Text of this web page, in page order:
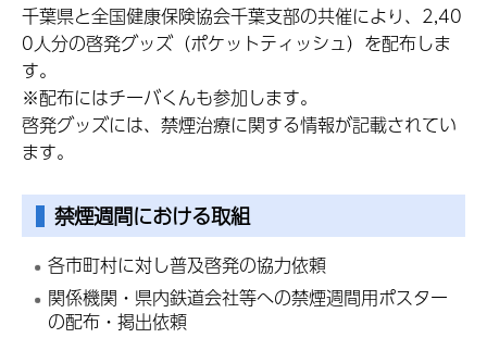
千葉県と全国健康保険協会千葉支部の共催により、2,40
0人分の啓発グッズ（ポケットティッシュ）を配布しま
す。
※配布にはチーバくんも参加します。
啓発グッズには、禁煙治療に関する情報が記載されてい
ます。
禁煙週間における取組
各市町村に対し普及啓発の協力依頼
関係機関・県内鉄道会社等への禁煙週間用ポスター
の配布・掲出依頼